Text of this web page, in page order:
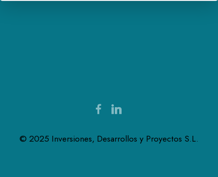
© 2025 Inversiones, Desarrollos y Proyectos S.L.